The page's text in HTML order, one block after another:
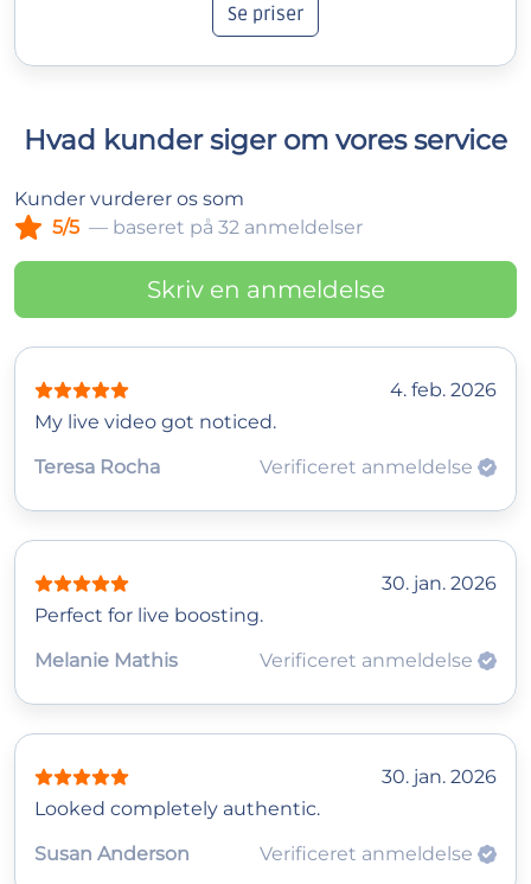
Se priser
Hvad kunder siger om vores service
Kunder vurderer os som
5/5 — baseret på 32 anmeldelser
Skriv en anmeldelse
4. feb. 2026
My live video got noticed.
Teresa Rocha
Verificeret anmeldelse
30. jan. 2026
Perfect for live boosting.
Melanie Mathis
Verificeret anmeldelse
30. jan. 2026
Looked completely authentic.
Susan Anderson
Verificeret anmeldelse